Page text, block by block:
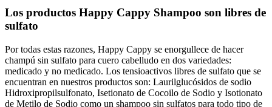
Los productos Happy Cappy Shampoo son libres de
sulfato
Por todas estas razones, Happy Cappy se enorgullece de hacer
champú sin sulfato para cuero cabelludo en dos variedades:
medicado y no medicado. Los tensioactivos libres de sulfato que se
encuentran en nuestros productos son: Laurilglucósidos de sodio
Hidroxipropilsulfonato, Isetionato de Cocoilo de Sodio y Isotionato
de Metilo de Sodio como un shampoo sin sulfatos para todo tipo de